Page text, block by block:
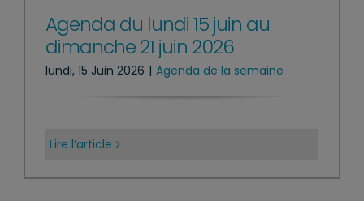
Agenda du lundi 15 juin au
dimanche 21 juin 2026
lundi, 15 Juin 2026 | Agenda de la semaine
Lire l’article